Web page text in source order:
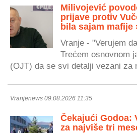
Milivojević
prijave protiv
bila sajam mafije
Vranje - "Verujem
Trećem osnovnom
(OJT) da se svi detalji vezani za
Vranjenews 09.08.2026 11:35
Čekajući Godoa:
za najviše tri